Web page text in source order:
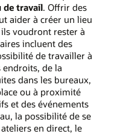
de travail. Offrir des
aider à créer un lieu
voudront rester à
incluent des
de travailler à
de la
dans les bureaux,
ou à proximité
et des événements
la possibilité de se
en direct, le